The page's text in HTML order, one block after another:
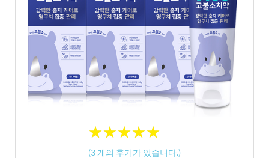
★★★★★
★★★★★
(3 개의 후기가 있습니다.)